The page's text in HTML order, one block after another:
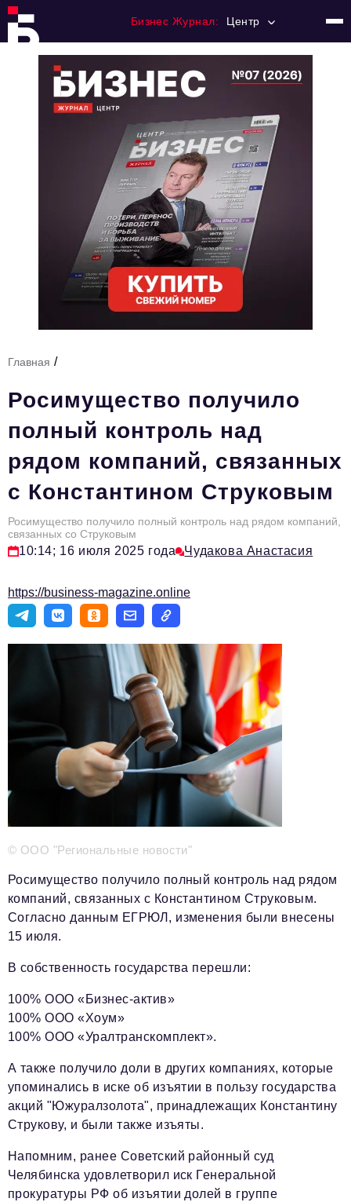
Бизнес Журнал: Центр
Регулирование
Премия "Тульский Бизнес"
История тульского предпринимательства
Тема номера
HR
Персона номера
Инфраструктура развития
Технологии и тренды
Туризм
Мероприятия
+7 495 727-01-67
Электронные почты редакции:
Информационный отдел
info@business-magazine.online
Отдел рекламы
podpiska@business-magazine.online
Отдел по работе с партнерами
partner@business-magazine.online
Главная /
Росимущество получило
полный контроль над
рядом компаний, связанных
с Константином Струковым
Росимущество получило полный контроль над рядом компаний,
связанных со Струковым
10:14; 16 июля 2025 года Чудакова Анастасия
https://business-magazine.online
© ООО "Региональные новости"
Росимущество получило полный контроль над рядом
компаний, связанных с Константином Струковым.
Согласно данным ЕГРЮЛ, изменения были внесены
15 июля.
В собственность государства перешли:
100% ООО «Бизнес-актив»
100% ООО «Хоум»
100% ООО «Уралтранскомплект».
А также получило доли в других компаниях, которые
упоминались в иске об изъятии в пользу государства
акций "Южуралзолота", принадлежащих Константину
Струкову, и были также изъяты.
Напомним, ранее Советский районный суд
Челябинска удовлетворил иск Генеральной
прокуратуры РФ об изъятии долей в группе